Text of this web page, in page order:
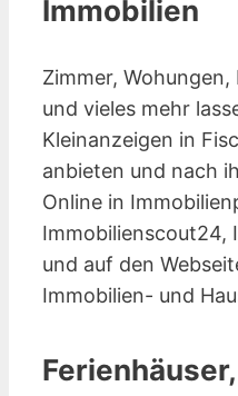
Immobilien
Zimmer,
und vieles mehr
Kleinanzeigen in
anbieten und nach
Online in
Immobilienscout24,
und auf den
Immobilien- und
Ferienhäuser,